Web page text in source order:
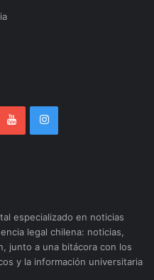
especializado en noticias
legal chilena: noticias,
junto a una bitácora con los
y la información universitaria